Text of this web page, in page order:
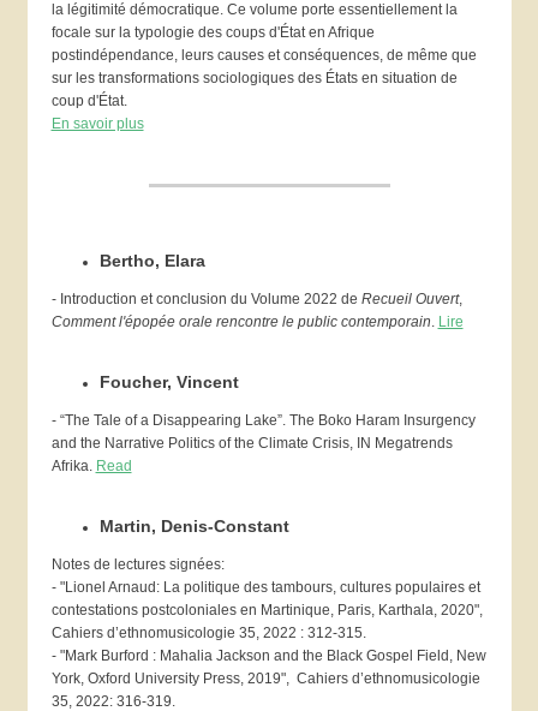
la légitimité démocratique. Ce volume porte essentiellement la
focale sur la typologie des coups d'État en Afrique
postindépendance, leurs causes et conséquences, de même que
sur les transformations sociologiques des États en situation de
coup d'État.
En savoir plus
Bertho, Elara
- Introduction et conclusion du Volume 2022 de Recueil Ouvert,
Comment l'épopée orale rencontre le public contemporain. Lire
Foucher, Vincent
- “The Tale of a Disappearing Lake”. The Boko Haram Insurgency
and the Narrative Politics of the Climate Crisis, IN Megatrends
Afrika. Read
Martin, Denis-Constant
Notes de lectures signées:
- "Lionel Arnaud: La politique des tambours, cultures populaires et
contestations postcoloniales en Martinique, Paris, Karthala, 2020",
Cahiers d’ethnomusicologie 35, 2022 : 312-315.
- "Mark Burford : Mahalia Jackson and the Black Gospel Field, New
York, Oxford University Press, 2019", Cahiers d’ethnomusicologie
35, 2022: 316-319.